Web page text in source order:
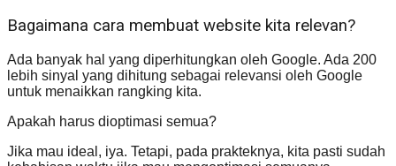
Bagaimana cara membuat website kita relevan?
Ada banyak hal yang diperhitungkan oleh Google. Ada 200
lebih sinyal yang dihitung sebagai relevansi oleh Google
untuk menaikkan rangking kita.
Apakah harus dioptimasi semua?
Jika mau ideal, iya. Tetapi, pada prakteknya, kita pasti sudah